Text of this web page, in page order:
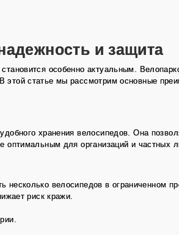
и защита
особенно актуальным.
статье мы рассмотрим основные
хранения велосипедов. Она
оптимальным для организаций и частных
несколько велосипедов в ограниченном
риск кражи.